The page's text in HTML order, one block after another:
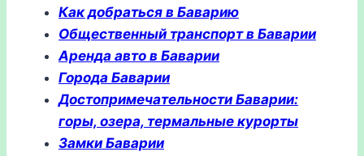
Как добраться в Баварию
Общественный транспорт в Баварии
Аренда авто в Баварии
Города Баварии
Достопримечательности Баварии:
горы, озера, термальные курорты
Замки Баварии